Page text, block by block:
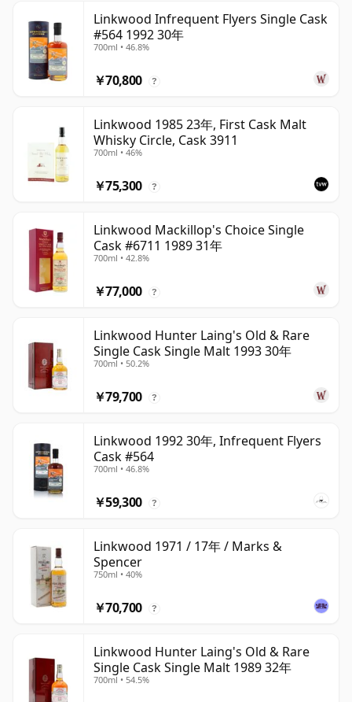
Linkwood Infrequent Flyers Single Cask
#564 1992 30年
700ml • 46.8%
￥70,800 ?
Linkwood 1985 23年, First Cask Malt
Whisky Circle, Cask 3911
700ml • 46%
￥75,300 ?
Linkwood Mackillop's Choice Single
Cask #6711 1989 31年
700ml • 42.8%
￥77,000 ?
Linkwood Hunter Laing's Old & Rare
Single Cask Single Malt 1993 30年
700ml • 50.2%
￥79,700 ?
Linkwood 1992 30年, Infrequent Flyers
Cask #564
700ml • 46.8%
￥59,300 ?
Linkwood 1971 / 17年 / Marks &
Spencer
750ml • 40%
￥70,700 ?
Linkwood Hunter Laing's Old & Rare
Single Cask Single Malt 1989 32年
700ml • 54.5%